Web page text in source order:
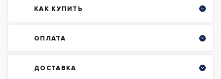
КАК КУПИТЬ
ОПЛАТА
ДОСТАВКА